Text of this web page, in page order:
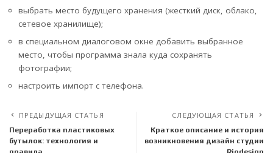
выбрать место будущего хранения (жесткий диск, облако,
сетевое хранилище);
в специальном диалоговом окне добавить выбранное
место, чтобы программа знала куда сохранять
фотографии;
настроить импорт с телефона.
ПРЕДЫДУЩАЯ СТАТЬЯ
Переработка пластиковых
бутылок: технология и
СЛЕДУЮЩАЯ СТАТЬЯ
Краткое описание и история
возникновения дизайн студии